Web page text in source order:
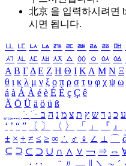
北京 을 입력하시려면
시면 됩니다.
ㅥ ㅦ ㅧ ㅨ ㅩ ㅪ ㅫ ㅬ ㅭ ㅮ
ㅺ ㅻ ㅼ ㅽ ㅾ ㅿ ㆀ ㆁ ㆂ ㆃ
Α Β ΓΔ Ε Ζ Η Θ Ι ΚΛ Μ Ν Ξ
θ ι κ λ μ ν ξ ο π ρ σ τ υ φ χ ψ ω
á à Á À é è É È ç Ç ê
Ä Ö Ü ä ö ü ß
ִֶֹ ֻּ ׁׂ ע כ ג ד ש ץ ת צ מ נ ה ב
‘ ’ “ ” 〔 〕 〈 〉 「 」 『 』
± × ÷ ≠ ≤ ≥ ∞ ∴ ♂ ♀ ∠ ⊥ ⌒
⊆ ⊇ ⊂ ⊃ ∪ ∩ ∧ ∨ ￢ ⇒ ⇔